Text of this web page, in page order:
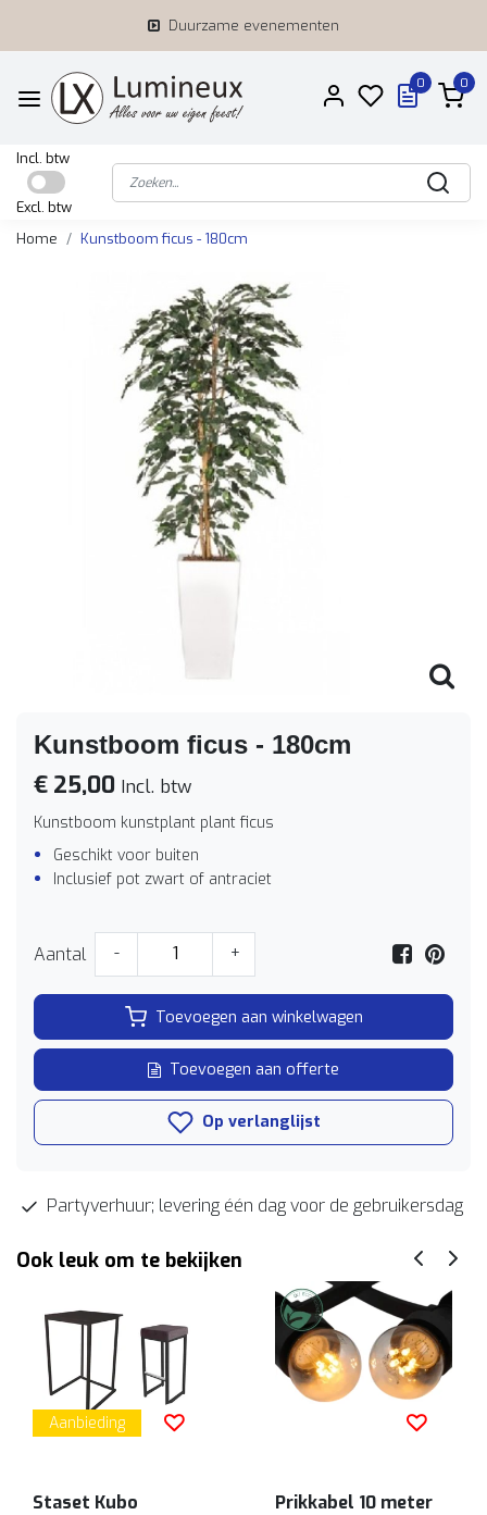
Duurzame evenementen
0 0
Incl. btw
Excl. btw
Home
Kunstboom ficus - 180cm
Kunstboom ficus - 180cm
€ 25,00 Incl. btw
Kunstboom kunstplant plant ficus
Geschikt voor buiten
Inclusief pot zwart of antraciet
Aantal - +
Toevoegen aan winkelwagen
Toevoegen aan offerte
Op verlanglijst
Partyverhuur; levering één dag voor de gebruikersdag
Ook leuk om te bekijken
Aanbieding
Staset Kubo
Prikkabel 10 meter